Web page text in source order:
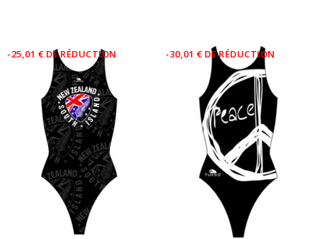
-25,01 € DE RÉDUCTION -30,01 € DE RÉDUCTION